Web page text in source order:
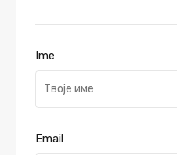
Ime
Email